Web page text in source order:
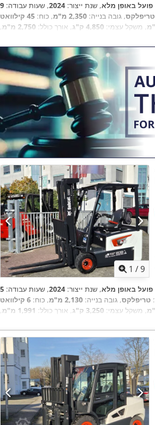
פועל באופן מלא, שנת ייצור: 2024, שעות עבודה:
טריפלקס, גובה בנייה: 2,350 מ"מ , כוח:
45 קילוואט
, משקל עצמי: 4,850 ק"ג , אורך כולל: 2,750 מ"מ
,
1 /9
פועל באופן מלא, שנת ייצור: 2024, שעות עבודה:
טריפלקס, גובה בנייה: 2,130 מ"מ , כוח:
6 קילוואט
, משקל עצמי: 3,250 ק"ג , אורך כולל: 1,991 מ"מ
,